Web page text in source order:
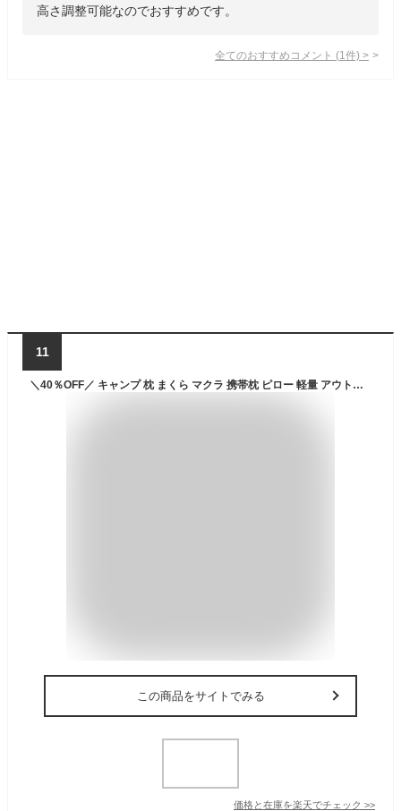
高さ調整可能なのでおすすめです。
全てのおすすめコメント (1 件) >
11
＼40％OFF／ キャンプ 枕 まくら マクラ 携帯枕 ピロー 軽量 アウトドアバリスティクス ジェリー・マルケス キャンピングピロー＆ケース BSPC-JM02BALLISTICS クッション 持ち運び ジェリー鵜飼◇キャンプ用品 収納袋 快眠 車中泊 ソロキャンプ 送料無料
この商品をサイトでみる
価格と在庫を楽天でチェック >>